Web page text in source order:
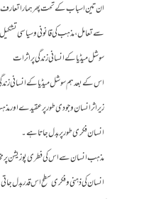
ان تین اسباب کے تحت پھر ہمارا تعارف
سے تعامل، مذہب کی قانونی و سیاسی
سوشل میڈیا کے انسانی زندگی پر اثرات
اس کے بعد ہم سوشل میڈیا کے انسانی
زیر اثر انسان وجودی طور پر عقیدے اور
انسان فکری طور پر بدل جاتا ہے۔
مذہب انسان سے اس کی فطری پوزیشن
انسان کی ذہنی و فکری سطح اس قدر بدل